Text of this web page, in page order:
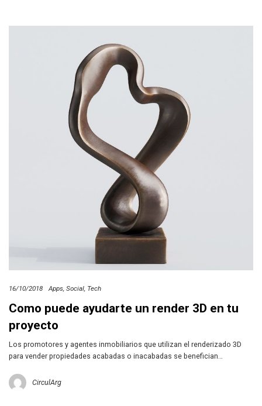
16/10/2018 Apps Social Tech
Como puede ayudarte un render 3D en tu
proyecto
Los promotores y agentes inmobiliarios que utilizan el renderizado 3D
para vender propiedades acabadas o inacabadas se benefician…
CirculArg